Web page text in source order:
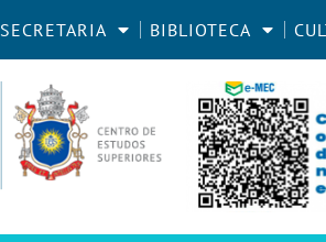
SECRETARIA BIBLIOTECA